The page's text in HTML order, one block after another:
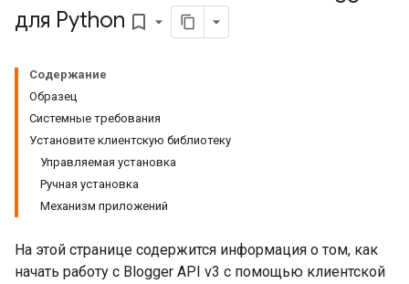
для Python bookmark_border
Содержание
Образец
Системные требования
Установите клиентскую библиотеку
Управляемая установка
Ручная установка
Механизм приложений
На этой странице содержится информация о том, как
начать работу с Blogger API v3 с помощью клиентской